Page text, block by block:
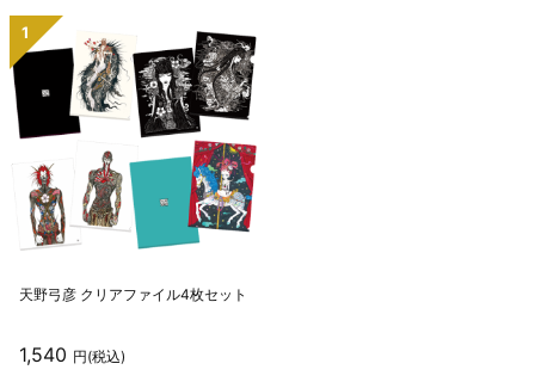
1
天野弓 彦 ク リ アフ ァイ ル4枚セ ッ ト
1,540 円(税込)